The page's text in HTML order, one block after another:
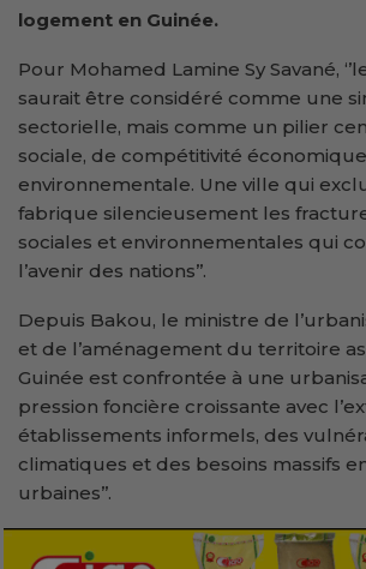
logement en Guinée.
Pour Mohamed Lamine Sy Savané,
saurait être considéré comme une
sectorielle, mais comme un pilier
sociale, de compétitivité
environnementale. Une ville qui
fabrique silencieusement les
sociales et environnementales qui
l’avenir des nations’’.
Depuis Bakou, le ministre de
et de l’aménagement du territoire
Guinée est confrontée à une
pression foncière croissante avec
établissements informels, des
climatiques et des besoins massifs
urbaines’’.